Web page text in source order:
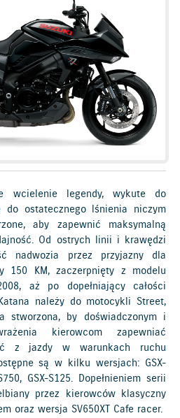
wcielenie legendy, wykute do
do ostatecznego lśnienia niczym
aby zapewnić maksymalną
Od ostrych linii i krawędzi
nadwozia przez przyjazny dla
150 KM, zaczerpnięty z modelu
aż po dopełniający całości
należy do motocykli Street,
stworzona, by doświadczonym i
kierowcom zapewniać
z jazdy w warunkach ruchu
są w kilku wersjach: GSX-
GSX-S125. Dopełnieniem serii
przez kierowców klasyczny
oraz wersja SV650XT Cafe racer.